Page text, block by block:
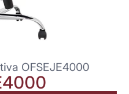
OFSEJE4000